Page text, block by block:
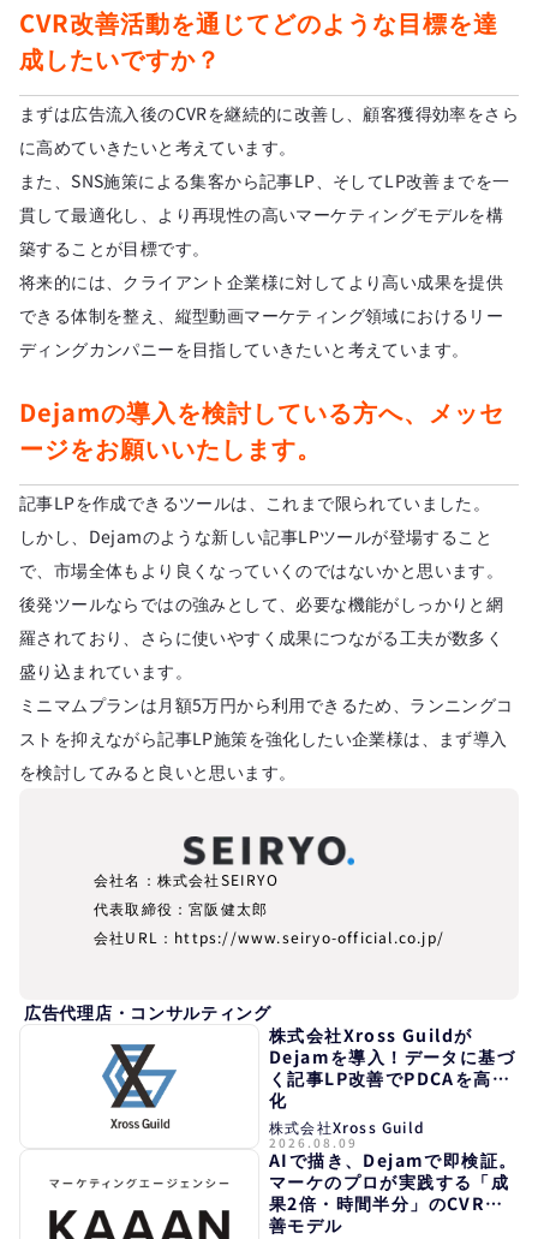
CVR改善活動を通じてどのような目標を達
成したいですか？
まずは広告流入後のCVRを継続的に改善し、顧客獲得効率をさら
に高めていきたいと考えています。
また、SNS施策による集客から記事LP、そしてLP改善までを一
貫して最適化し、より再現性の高いマーケティングモデルを構
築することが目標です。
将来的には、クライアント企業様に対してより高い成果を提供
できる体制を整え、縦型動画マーケティング領域におけるリー
ディングカンパニーを目指していきたいと考えています。
Dejamの導入を検討している方へ、メッセ
ージをお願いいたします。
記事LPを作成できるツールは、これまで限られていました。
しかし、Dejamのような新しい記事LPツールが登場すること
で、市場全体もより良くなっていくのではないかと思います。
後発ツールならではの強みとして、必要な機能がしっかりと網
羅されており、さらに使いやすく成果につながる工夫が数多く
盛り込まれています。
ミニマムプランは月額5万円から利用できるため、ランニングコ
ストを抑えながら記事LP施策を強化したい企業様は、まず導入
を検討してみると良いと思います。
会社名：株式会社SEIRYO
代表取締役：宮阪健太郎
会社URL： https://www.seiryo-official.co.jp/
広告代理店・コンサルティング
株式会社Xross Guildが
Dejamを導入！データに基づ
く記事LP改善でPDCAを高速
化
株式会社Xross Guild
2026.08.09
AIで描き、Dejamで即検証。
マーケのプロが実践する「成
果2倍・時間半分」のCVR改
善モデル